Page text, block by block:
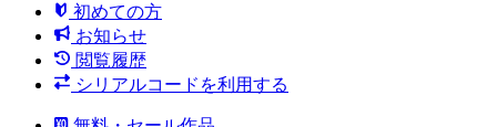
初めての方
お知らせ
閲覧履歴
シリアルコードを利用する